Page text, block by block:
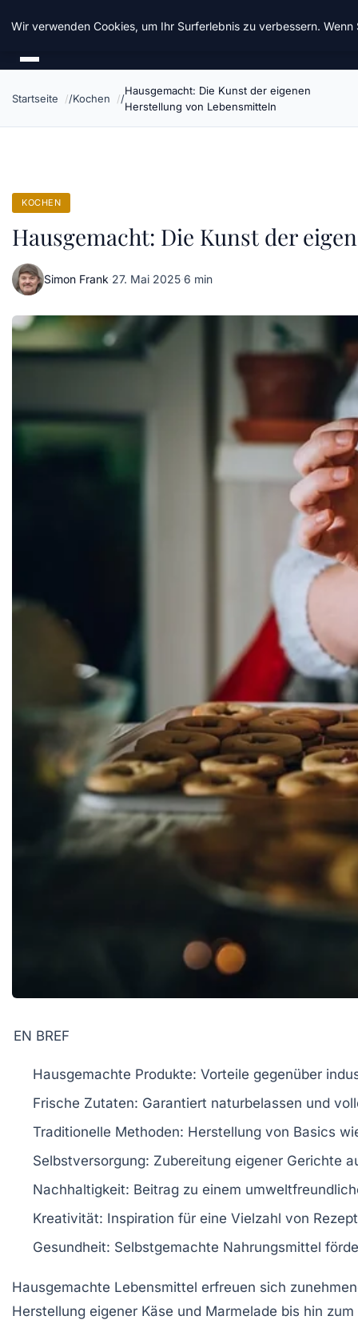
Chinavisum24
Startseite Kochen
Hausgemacht: Die Kunst der eigenen
Herstellung von Lebensmitteln
KOCHEN
Hausgemacht: Die Kunst der
Simon Frank·27. Mai 2025·6 min
EN BREF
Hausgemachte Produkte: Vorteile gegenüber
Frische Zutaten: Garantiert naturbelassen und
Traditionelle Methoden: Herstellung von Basics
Selbstversorgung: Zubereitung eigener Gerichte
Nachhaltigkeit: Beitrag zu einem
Kreativität: Inspiration für eine Vielzahl von
Gesundheit: Selbstgemachte Nahrungsmittel
Hausgemachte Lebensmittel erfreuen sich
Herstellung eigener Käse und Marmelade bis hin
Wir verwenden Cookies, um Ihr Surferlebnis zu verbessern.